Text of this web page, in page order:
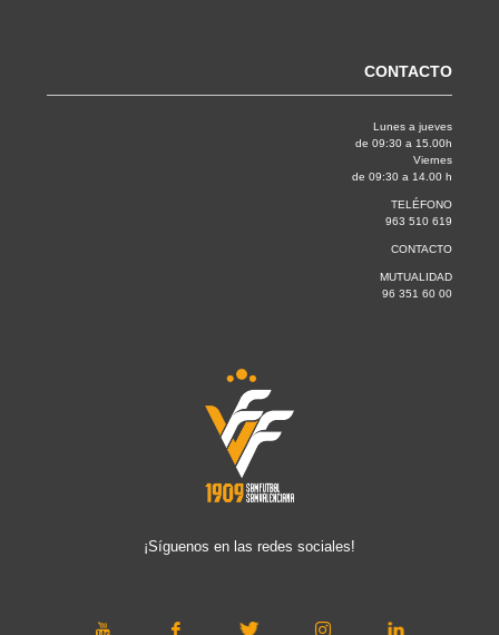
CONTACTO
Lunes a jueves
de 09:30 a 15.00h
Viernes
de 09:30 a 14.00 h
TELÉFONO
963 510 619
CONTACTO
MUTUALIDAD
96 351 60 00
¡Síguenos en las redes sociales!